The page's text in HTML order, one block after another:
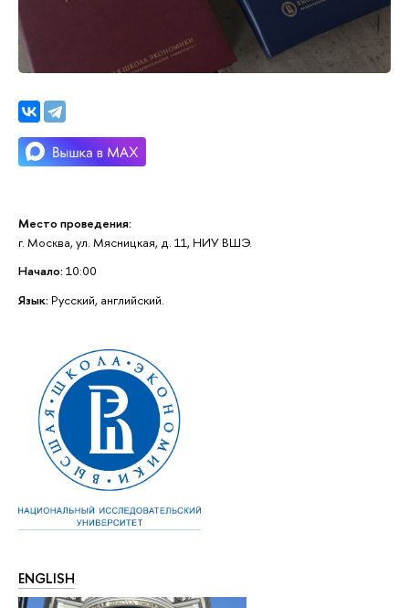
Место проведения:
г. Москва, ул. Мясницкая, д. 11, НИУ ВШЭ.
Начало: 10:00
Язык: Русский, английский.
ENGLISH